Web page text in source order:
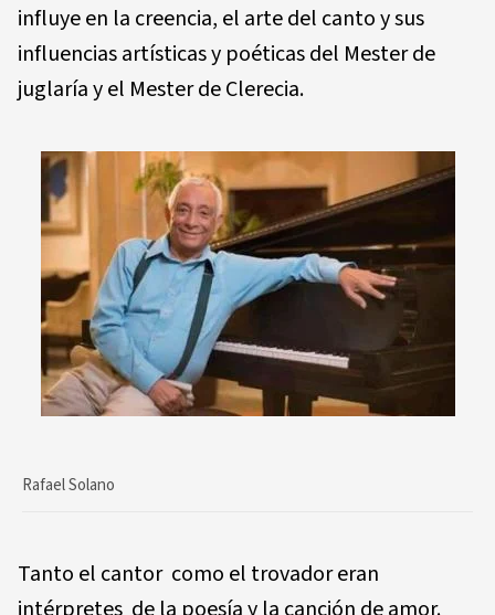
influye en la creencia, el arte del canto y sus
influencias artísticas y poéticas del Mester de
juglaría y el Mester de Clerecia.
Rafael Solano
Tanto el cantor como el trovador eran